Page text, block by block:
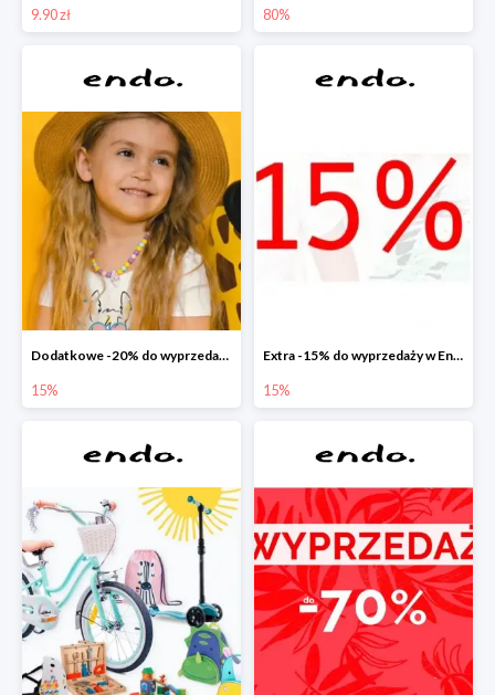
9.90 zł 80%
Dodatkowe -20% do wyprzedaży w Endo
15%
Extra -15% do wyprzedaży w Endo
15%